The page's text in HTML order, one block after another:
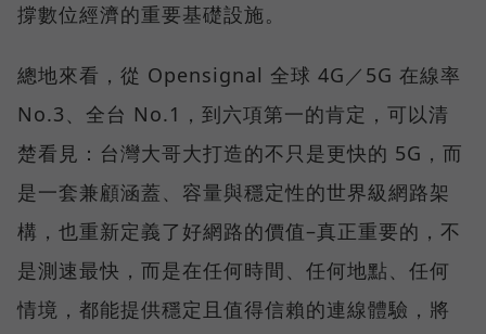
撐數位經濟的重要基礎設施。
總地來看，從 Opensignal 全球 4G／5G 在線率
No.3、全台 No.1，到六項第一的肯定，可以清
楚看見：台灣大哥大打造的不只是更快的 5G，而
是一套兼顧涵蓋、容量與穩定性的世界級網路架
構，也重新定義了好網路的價值–真正重要的，不
是測速最快，而是在任何時間、任何地點、任何
情境，都能提供穩定且值得信賴的連線體驗，將